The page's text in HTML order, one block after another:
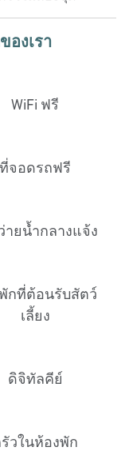
องเรา
WiFi ฟรี
ที่จอดรถฟรี
ายน้ำกลางแจ้ง
กที่ต้อนรับสัตว์
เลี้ยง
ดิจิทัลคีย์
วในห้องพัก